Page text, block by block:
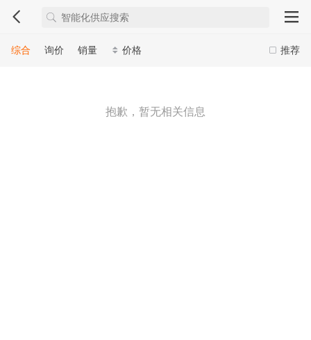
推荐
综合 询价 销量 价格
抱歉，暂无相关信息